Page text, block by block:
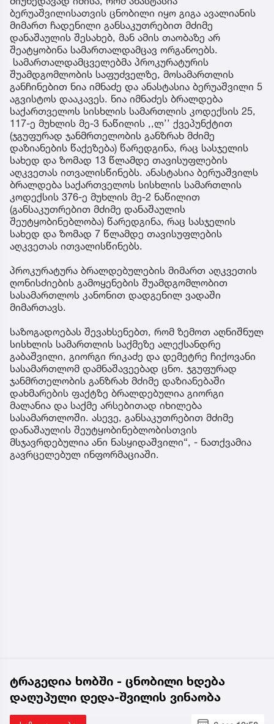
ბერუაშვილისათვის ცნობილი იყო გიგა ავალიანის
მიმართ ჩადენილი განსაკუთრებით მძიმე
დანაშაულის შესახებ, მან ამის თაობაზე არ
შეატყობინა სამართალდამცავ ორგანოებს.
სამართალდამცველებმა პროკურატურის
შუამდგომლობის საფუძველზე, მოსამართლის
განჩინებით ნია იმნაძე და ანასტასია ბერუაშვილი 5
აგვისტოს დააკავეს. ნია იმნაძეს ბრალდება
საქართველოს სისხლის სამართლის კოდექსის 25,
117-ე მუხლის მე-3 ნაწილის ,,ლ’’ ქვეპუნქტით
(ჯგუფურად ჯანმრთელობის განზრახ მძიმე
დაზიანების წაქეზება) წარედგინა, რაც სასჯელის
სახედ და ზომად 13 წლამდე თავისუფლების
აღკვეთას ითვალისწინებს. ანასტასია ბერუაშვილს
ბრალდება საქართველოს სისხლის სამართლის
კოდექსის 376-ე მუხლის მე-2 ნაწილით
(განსაკუთრებით მძიმე დანაშაულის
შეუტყობინებლობა) წარედგინა, რაც სასჯელის
სახედ და ზომად 7 წლამდე თავისუფლების
აღკვეთას ითვალისწინებს.
პროკურატურა ბრალდებულების მიმართ აღკვეთის
ღონისძიების გამოყენების შუამდგომლობით
სასამართლოს კანონით დადგენილ ვადაში
მიმართავს.
საზოგადოებას შევახსენებთ, რომ ზემოთ აღნიშნულ
სისხლის სამართლის საქმეზე ალექსანდრე
გაბაშვილი, გიორგი რიკაძე და დემეტრე ჩიქოვანი
სასამართლომ დამნაშავეებად ცნო. ჯგუფურად
ჯანმრთელობის განზრახ მძიმე დაზიანებაში
დახმარების ფაქტზე ბრალდებულია გიორგი
მალანია და საქმე არსებითად იხილება
სასამართლოში. ასევე, განსაკუთრებით მძიმე
დანაშაულის შეუტყობინებლობისთვის
მსჯავრდებულია ანი ნასყიდაშვილი“, - ნათქვამია
გავრცელებულ ინფორმაციაში.
ტრაგედია ხობში - ცნობილი ხდება
დაღუპული დედა-შვილის ვინაობა